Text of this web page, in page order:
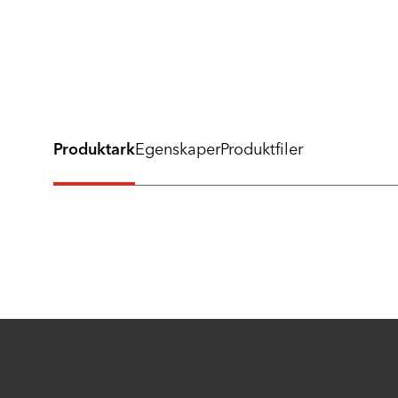
ProduktarkEgenskaperProduktfiler